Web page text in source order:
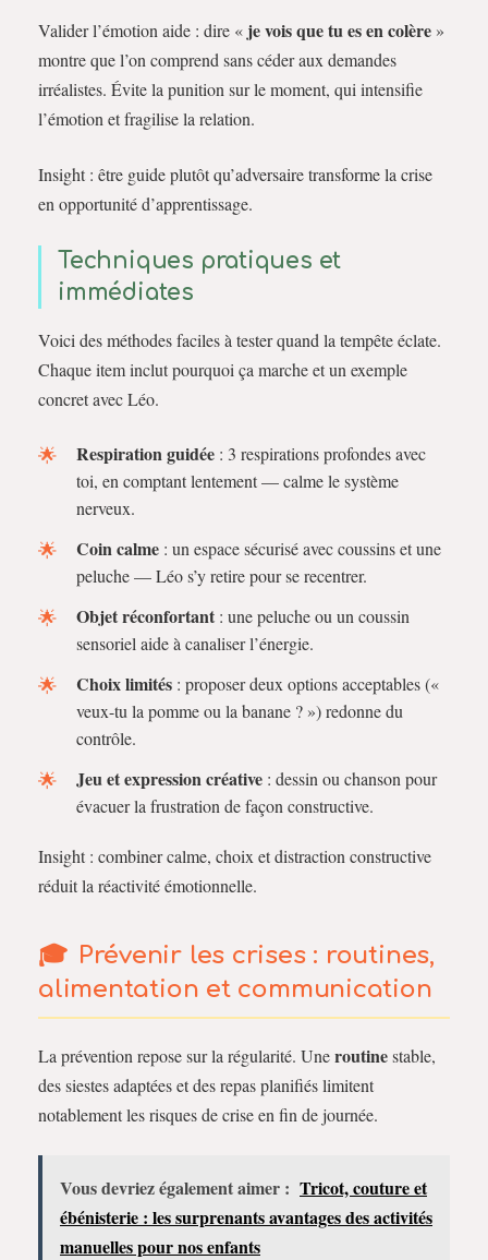
Valider l’émotion aide : dire « je vois que tu es en colère »
montre que l’on comprend sans céder aux demandes
irréalistes. Évite la punition sur le moment, qui intensifie
l’émotion et fragilise la relation.
Insight : être guide plutôt qu’adversaire transforme la crise
en opportunité d’apprentissage.
Techniques pratiques et
immédiates
Voici des méthodes faciles à tester quand la tempête éclate.
Chaque item inclut pourquoi ça marche et un exemple
concret avec Léo.
Respiration guidée : 3 respirations profondes avec
toi, en comptant lentement — calme le système
nerveux.
Coin calme : un espace sécurisé avec coussins et une
peluche — Léo s’y retire pour se recentrer.
Objet réconfortant : une peluche ou un coussin
sensoriel aide à canaliser l’énergie.
Choix limités : proposer deux options acceptables («
veux-tu la pomme ou la banane ? ») redonne du
contrôle.
Jeu et expression créative : dessin ou chanson pour
évacuer la frustration de façon constructive.
Insight : combiner calme, choix et distraction constructive
réduit la réactivité émotionnelle.
Prévenir les crises : routines,
alimentation et communication
La prévention repose sur la régularité. Uneroutinestable,
des siestes adaptées et des repas planifiés limitent
notablement les risques de crise en fin de journée.
Vous devriez également aimer : Tricot, couture et
ébénisterie : les surprenants avantages des activités
manuelles pour nos enfants